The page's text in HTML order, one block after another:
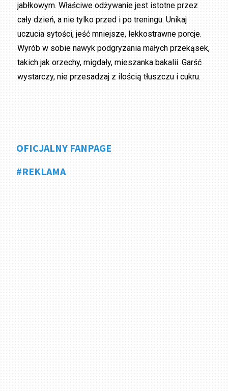
jabłkowym. Właściwe odżywanie jest istotne przez
cały dzień, a nie tylko przed i po treningu. Unikaj
uczucia sytości, jeść mniejsze, lekkostrawne porcje.
Wyrób w sobie nawyk podgryzania małych przekąsek,
takich jak orzechy, migdały, mieszanka bakalii. Garść
wystarczy, nie przesadzaj z ilością tłuszczu i cukru.
OFICJALNY FANPAGE
#REKLAMA